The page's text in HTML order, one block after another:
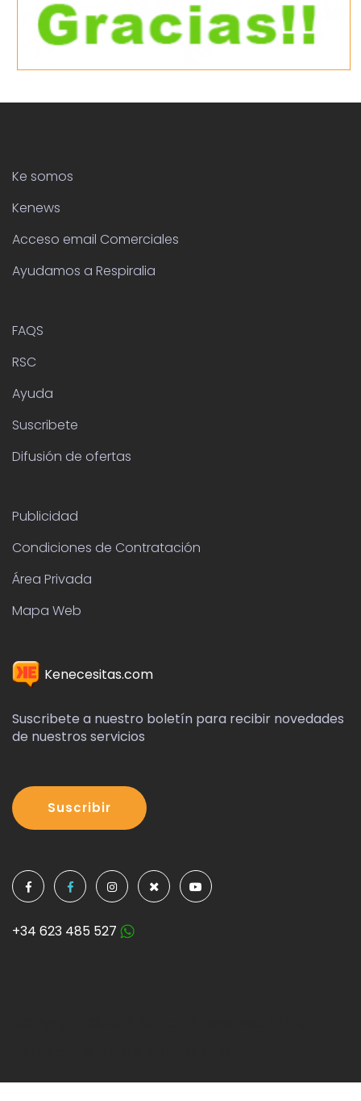
Ke somos
Kenews
Acceso email Comerciales
Ayudamos a Respiralia
FAQS
RSC
Ayuda
Suscribete
Difusión de ofertas
Publicidad
Condiciones de Contratación
Área Privada
Mapa Web
Kenecesitas.com
Suscribete a nuestro boletín para recibir novedades
de nuestros servicios
Suscribir
+34 623 485 527